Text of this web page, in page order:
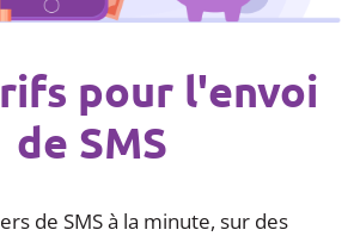
pour l'envoi
de SMS
de SMS à la minute, sur des